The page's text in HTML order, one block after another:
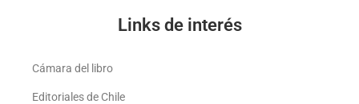
Links de interés
Cámara del libro
Editoriales de Chile